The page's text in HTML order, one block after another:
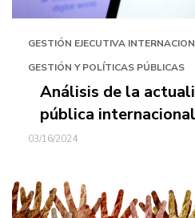
GESTIÓN EJECUTIVA
GESTIÓN Y POLÍTICAS PÚBLICAS
Análisis de la
pública internacional
03/16/2024